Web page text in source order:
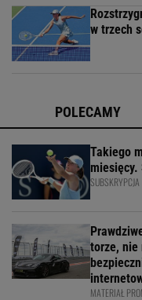
w trzech
POLECAMY
Takiego
miesięcy.
SUBSKRYPCJA
torze, nie
MATERIAŁ